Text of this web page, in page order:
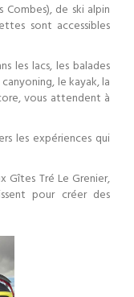
de ski alpin
sont accessibles
les lacs, les balades
le kayak, la
vous attendent à
les expériences qui
Gîtes Tré Le Grenier,
pour créer des